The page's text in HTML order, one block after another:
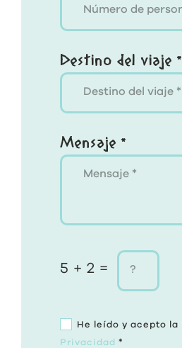
Destino del viaje *
Mensaje *
5 + 2 =
He leído y acepto la
Privacidad *